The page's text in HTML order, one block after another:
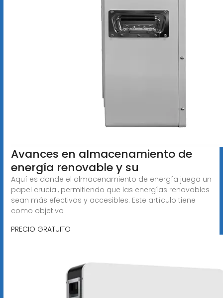
Avances en almacenamiento de
energía renovable y su
Aquí es donde el almacenamiento de energía juega un
papel crucial, permitiendo que las energías renovables
sean más efectivas y accesibles. Este artículo tiene
como objetivo
PRECIO GRATUITO